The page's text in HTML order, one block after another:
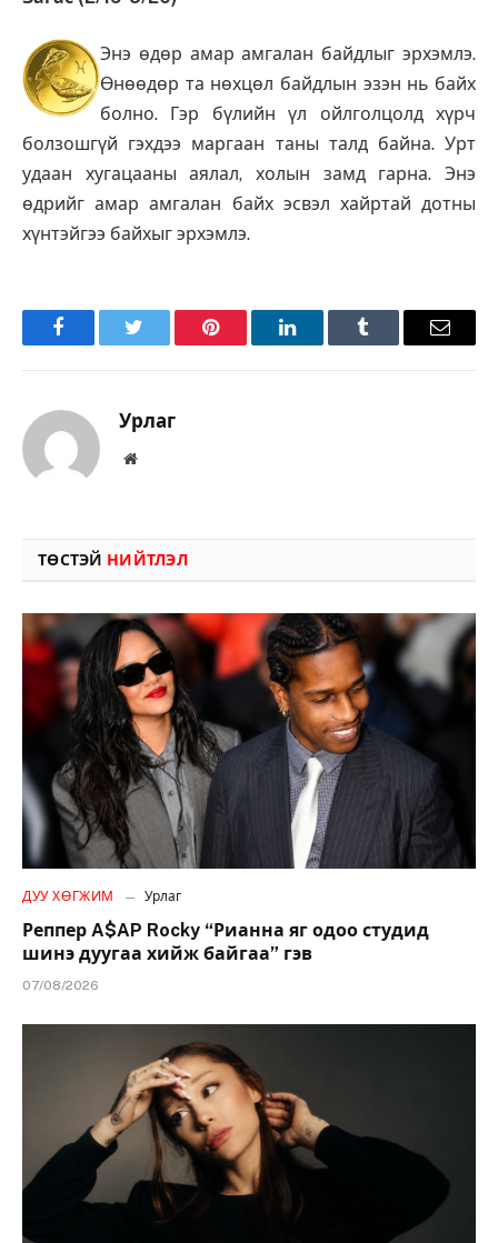
Энэ өдөр амар амгалан байдлыг эрхэмлэ.
Өнөөдөр та нөхцөл байдлын эзэн нь байх
болно. Гэр бүлийн үл ойлголцолд хүрч
болзошгүй гэхдээ маргаан таны талд байна. Урт
удаан хугацааны аялал, холын замд гарна. Энэ
өдрийг амар амгалан байх эсвэл хайртай дотны
хүнтэйгээ байхыг эрхэмлэ.
FacebookTwitter Pinterest LinkedInTumblr Имэйл
Урлаг
Вэбсайт
ТӨСТЭЙ НИЙТЛЭЛ
ДУУ ХӨГЖИМ Урлаг
Реппер A$AP Rocky “Рианна яг одоо студид
шинэ дуугаа хийж байгаа” гэв
07/08/2026